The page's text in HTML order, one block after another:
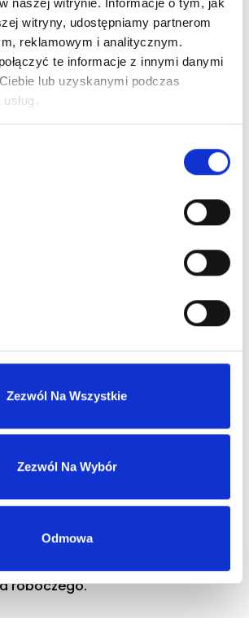
naszej witrynie. Informacje o tym, jak
witryny, udostępniamy partnerom
reklamowym i analitycznym.
te informacje z innymi danymi
lub uzyskanymi podczas
Zezwól Na Wszystkie
Zezwól Na Wybór
Odmowa
Zaloguj się
handlowy
zwrotów i reklamacji
się z nami
roboczego.